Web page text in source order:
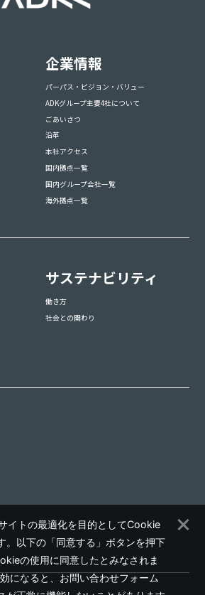
企業情報
パーパス・ビジョン・バリュー
ADKグループ主要4社について
ごあいさつ
沿革
本社アクセス
国内拠点一覧
国内グループ会社一覧
海外拠点一覧
サステナビリティ
働き方
社会との関わり
イトの最適化を目的としてCookie
。以下の「同意する」ボタンを押下
の使用に同意したとみなされま
になると、お問い合わせフォーム